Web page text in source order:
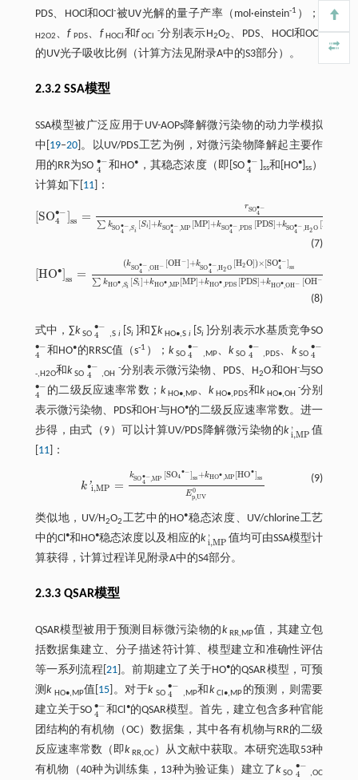
PDS、HOCl和OCl-被UV光解的量子产率（mol·einstein-1 ）；
H2O2、f PDS、 f HOCl和f OCl
-分别表示H2O2、PDS、HOCl和OCl-
的UV光子吸收比例（计算方法见附录A中的S3部分）。
2.3.2 SSA模型
SSA模型被广泛应用于UV-AOPs降解微污染物的动力学模拟
中[ 19‒20 ]。以UV/PDS工艺为例，对微污染物降解起主要作
用的RR为SO ∙−
4
4 -和HO• ，其稳态浓度（即[SO ∙−
4
4 -ss和[HO• ]ss）
计算如下[ 11]：
[SO∙−
4
]ss =
rSO∙−
4
∑ kSO∙−
4
,Si
[Si]+kSO∙−
4
,MP [MP]+kSO∙−
4
,PDS [PDS]+kSO∙−
4
,H2O [H
SO4• ss= rSO4•-∑kSO4•-,Si[Si]+kSO4•-,MP[MP]+kSO4•-,PDS[PD
(7)
HO∙
ss =
(kSO∙−
4
OH− [OH −]+kSO∙−
4
,H2O [H2O])×[SO∙−
4
]ss
∑ kHO∙ Si [Si]+kHO∙ MP [MP]+kHO∙ PDS [PDS]+kHO∙ ,OH− [OH−
HO• ] s= (kS O4•-,OH-[OH-]+kSO4•-,H2O[H2O])×[SO4•-]ss∑kHO•,
(8)
式中，∑k SO
∙−
4
4 ,S i [Si ]和∑k HO•,S i[Si ]分别表示水基质竞争SO
∙−
4
4 -和HO•的RRSC值（s-1 ）； k SO
∙−
4
4 ,MP、k SO
∙−
4
4 ,PDS、 k SO
∙−
4
4
-,H2O和k SO
∙−
4
4 ,OH
-分别表示微污染物、PDS、H2O和OH-与SO
∙−
4
4 -的二级反应速率常数； k HO•,MP、k HO•,PDS和k HO•,OH
-分别
表示微污染物、PDS和OH-与HO•的二级反应速率常数。进一
步得，由式（9） 可以计算UV/PDS降解微污染物的k 'i,MP
i ,MP'值
11]：
k 'i,MP =
kSO∙−
4
,MP [SO4
∙−]ss+kHO∙ ,MP [HO∙]ss
E0
p, UV
k' i,MP= kS O4•-,MP[SO4•-]ss+kHO•,MP[HO
(9)
类似地，UV/H2O2工艺中的HO•稳态浓度、UV/chlorine工艺
中的Cl•和HO•稳态浓度以及相应的k 'i,MP
i ,MP'值均可由SSA模型计
算获得，计算过程详见附录A中的S4部分。
2.3.3 QSAR模型
QSAR模型被用于预测目标微污染物的k RR,MP值，其建立包
括数据集建立、分子描述符计算、模型建立和准确性评估
等一系列流程[ 21]。前期建立了关于HO•的QSAR模型，可预
测k HO•,MP值[ 15 ]。对于k SO
∙−
4
4 ,MP和k Cl•,MP的预测，则需要
建立关于SO ∙−
4
4 -和Cl•的QSAR模型。首先，建立包含多种官能
团结构的有机物（OC）数据集，其中各有机物与RR的二级
反应速率常数（即k RR,OC）从文献中获取。本研究选取53种
有机物（40种为训练集，13种为验证集）建立了 k SO
∙−
4
4 ,OC